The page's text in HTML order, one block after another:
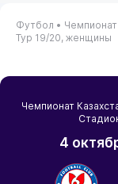
Футбол •
Тур 19/20, женщины
Чемпионат
4